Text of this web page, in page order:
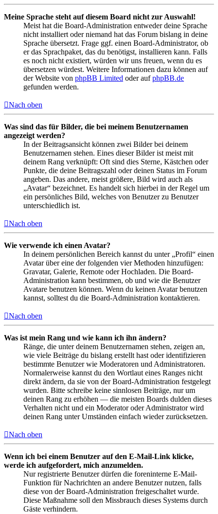
Meine Sprache steht auf diesem Board nicht zur Auswahl!
Meist hat die Board-Administration entweder deine Sprache
nicht installiert oder niemand hat das Forum bislang in deine
Sprache übersetzt. Frage ggf. einen Board-Administrator, ob
er das Sprachpaket, das du benötigst, installieren kann. Falls
es noch nicht existiert, würden wir uns freuen, wenn du es
übersetzen würdest. Weitere Informationen dazu können auf
der Website von phpBB Limited oder aufphpBB.de
gefunden werden.
Nach oben
Was sind das für Bilder, die bei meinem Benutzernamen
angezeigt werden?
In der Beitragsansicht können zwei Bilder bei deinem
Benutzernamen stehen. Eines dieser Bilder ist meist mit
deinem Rang verknüpft: Oft sind dies Sterne, Kästchen oder
Punkte, die deine Beitragszahl oder deinen Status im Forum
angeben. Das andere, meist größere, Bild wird auch als
„Avatar“ bezeichnet. Es handelt sich hierbei in der Regel um
ein persönliches Bild, welches von Benutzer zu Benutzer
unterschiedlich ist.
Nach oben
Wie verwende ich einen Avatar?
In deinem persönlichen Bereich kannst du unter „Profil“ einen
Avatar über eine der folgenden vier Methoden hinzufügen:
Gravatar, Galerie, Remote oder Hochladen. Die Board-
Administration kann bestimmen, ob und wie die Benutzer
Avatare benutzen können. Wenn du keinen Avatar benutzen
kannst, solltest du die Board-Administration kontaktieren.
Nach oben
Was ist mein Rang und wie kann ich ihn ändern?
Ränge, die unter deinem Benutzernamen stehen, zeigen an,
wie viele Beiträge du bislang erstellt hast oder identifizieren
bestimmte Benutzer wie Moderatoren und Administratoren.
Normalerweise kannst du den Wortlaut eines Ranges nicht
direkt ändern, da sie von der Board-Administration festgelegt
wurden. Bitte schreibe keine sinnlosen Beiträge, nur um
deinen Rang zu erhöhen — die meisten Boards dulden dieses
Verhalten nicht und ein Moderator oder Administrator wird
deinen Rang unter Umständen einfach wieder zurücksetzen.
Nach oben
Wenn ich bei einem Benutzer auf den E-Mail-Link klicke,
werde ich aufgefordert, mich anzumelden.
Nur registrierte Benutzer dürfen die foreninterne E-Mail-
Funktion für Nachrichten an andere Benutzer nutzen, falls
diese von der Board-Administration freigeschaltet wurde.
Diese Maßnahme soll den Missbrauch dieses Systems durch
Gäste verhindern.